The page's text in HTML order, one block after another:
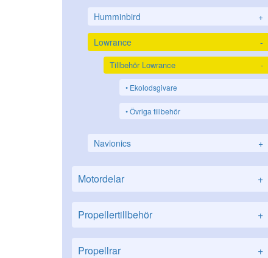
Humminbird +
Lowrance -
Tillbehör Lowrance -
Ekolodsgivare
Övriga tillbehör
Navionics +
Motordelar +
Propellertillbehör +
Propellrar +